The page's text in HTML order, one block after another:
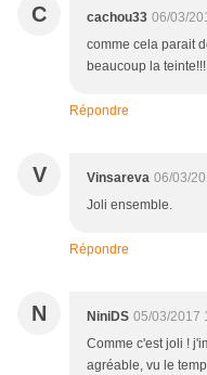
C cachou33 06/03/
comme cela parait
beaucoup la
Répondre
V Vinsareva 06/03/
Joli ensemble.
Répondre
N NiniDS 05/03/2017
Comme c'est joli !
agréable, vu le